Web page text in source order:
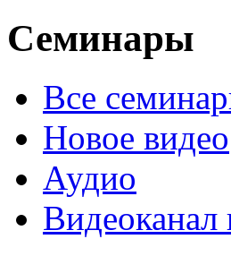
Семинары
Все
Новое видео
Аудио
Видеоканал